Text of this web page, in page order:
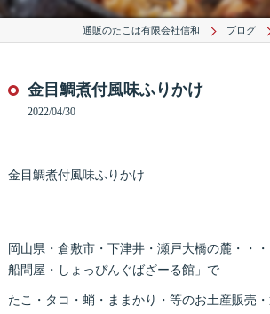
通販のたこは有限会社信和 ブログ
金目鯛煮付風味ふりかけ
2022/04/30
金目鯛煮付風味ふりかけ
岡山県・倉敷市・下津井・瀬戸大橋の麓・・
船問屋・しょっぴんぐばざーる館」で
たこ・タコ・蛸・ままかり・等のお土産販売